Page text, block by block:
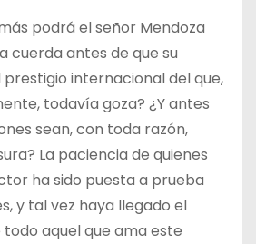
podrá el señor Mendoza
cuerda antes de que su
internacional del que,
todavía goza? ¿Y antes
sean, con toda razón,
La paciencia de quienes
ha sido puesta a prueba
y tal vez haya llegado el
aquel que ama este